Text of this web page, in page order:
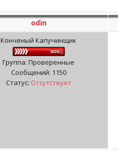
odin
Конченый Капучинщик
Группа: Проверенные
Сообщений: 1150
Статус: Отсутствует